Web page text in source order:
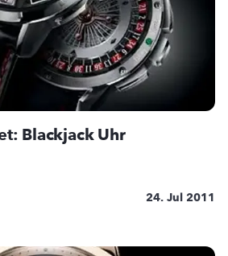
Blackjack Uhr
24. Jul 2011